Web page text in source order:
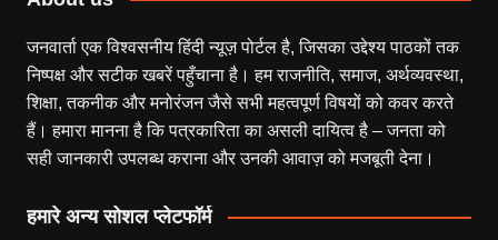
जनवार्ता एक विश्वसनीय हिंदी न्यूज़ पोर्टल है, जिसका उद्देश्य पाठकों तक
निष्पक्ष और सटीक खबरें पहुँचाना है। हम राजनीति, समाज, अर्थव्यवस्था,
शिक्षा, तकनीक और मनोरंजन जैसे सभी महत्वपूर्ण विषयों को कवर करते
हैं। हमारा मानना है कि पत्रकारिता का असली दायित्व है – जनता को
सही जानकारी उपलब्ध कराना और उनकी आवाज़ को मजबूती देना।
हमारे अन्य सोशल प्लेटफॉर्म